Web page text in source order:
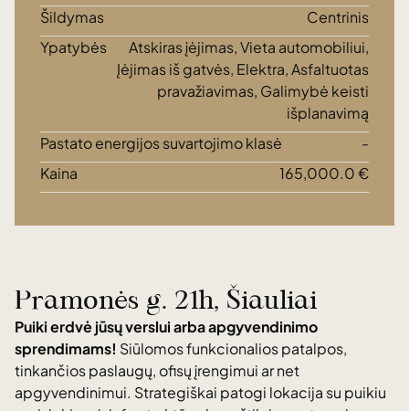
Šildymas
Centrinis
Ypatybės
Atskiras įėjimas, Vieta automobiliui,
Įėjimas iš gatvės, Elektra, Asfaltuotas
pravažiavimas, Galimybė keisti
išplanavimą
Pastato energijos suvartojimo klasė
-
Kaina
165,000.0 €
Pramonės g. 21h, Šiauliai
Puiki erdvė jūsų verslui arba apgyvendinimo
sprendimams! Siūlomos funkcionalios patalpos,
tinkančios paslaugų, ofisų įrengimui ar net
apgyvendinimui. Strategiškai patogi lokacija su puikiu